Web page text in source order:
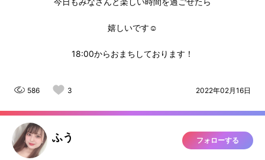
嬉しいです☺️
18:00からおまちしております！
586 3 2022年02月16日
ふう フォローする